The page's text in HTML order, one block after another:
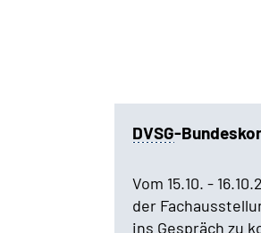
DVSG-
Vom 15.10. -
der
ins Gespräch zu